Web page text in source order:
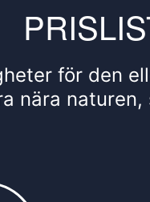
för den
nära naturen,